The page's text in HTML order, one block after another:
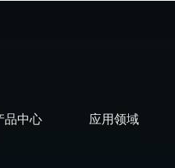
品中心 应用领域